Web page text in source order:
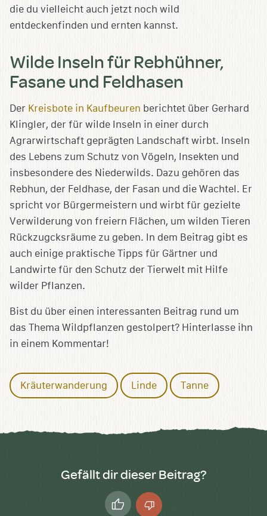
die du vielleicht auch jetzt noch wild
entdeckenfinden und ernten kannst.
Wilde Inseln für Rebhühner,
Fasane und Feldhasen
Der Kreisbote in Kaufbeuren berichtet über Gerhard
Klingler, der für wilde Inseln in einer durch
Agrarwirtschaft geprägten Landschaft wirbt. Inseln
des Lebens zum Schutz von Vögeln, Insekten und
insbesondere des Niederwilds. Dazu gehören das
Rebhun, der Feldhase, der Fasan und die Wachtel. Er
spricht vor Bürgermeistern und wirbt für gezielte
Verwilderung von freiern Flächen, um wilden Tieren
Rückzugcksräume zu geben. In dem Beitrag gibt es
auch einige praktische Tipps für Gärtner und
Landwirte für den Schutz der Tierwelt mit Hilfe
wilder Pflanzen.
Bist du über einen interessanten Beitrag rund um
das Thema Wildpflanzen gestolpert? Hinterlasse ihn
in einem Kommentar!
Kräuterwanderung Linde Tanne
Gefällt dir dieser Beitrag?
DaumenDaumen